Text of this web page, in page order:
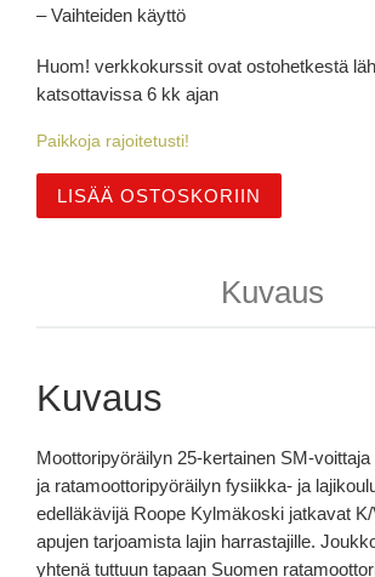
– Vaihteiden käyttö
Huom! verkkokurssit ovat ostohetkestä
katsottavissa 6 kk ajan
Paikkoja rajoitetusti!
K/VR verkkokurssi: VIRTUAL
LISÄÄ OSTOSKORIIN
Kuvaus
Kuvaus
Moottoripyöräilyn 25-kertainen SM-voittaja
ja ratamoottoripyöräilyn fysiikka- ja
edelläkävijä Roope Kylmäkoski jatkavat
apujen tarjoamista lajin harrastajille.
yhtenä tuttuun tapaan Suomen